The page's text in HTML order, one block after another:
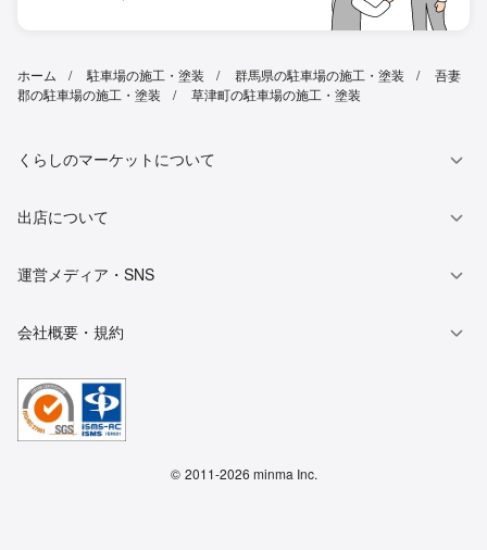
ホーム 駐車場の施工・塗装 群馬県の駐車場の施工・塗装
吾妻
郡の駐車場の施工・塗装
草津町の駐車場の施工・塗装
くらしのマーケットについて
出店について
運営メディア・SNS
会社概要・規約
© 2011-2026 minma Inc.